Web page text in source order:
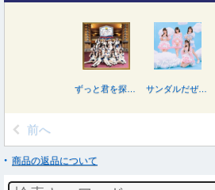
サンダルだぜ（Ｔｙｐｅ－Ｂ）
前へ
商品の返品について